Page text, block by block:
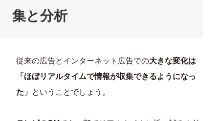
集と分析
従来の広告とインターネット広告での大きな変化は
「ほぼリアルタイムで情報が収集できるようになっ
た」 ということでしょう。